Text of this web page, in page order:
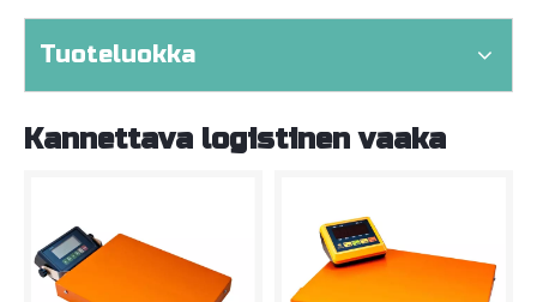
Tuoteluokka
Kannettava logistinen vaaka